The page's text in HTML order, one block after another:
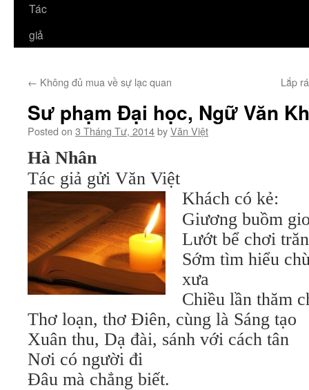
Tác
giả
← Không đủ mua về sự lạc quan Lắp
Sư phạm Đại học, Ngữ Văn
Posted on 3 Tháng Tư, 2014byVăn Việt
Hà Nhân
Tác giả gửi Văn Việt
Khách có kẻ:
Giương buồm
Lướt bể chơi
Sớm tìm hiểu
xưa
Chiều lần thăm
Thơ loạn, thơ Điên, cùng là Sáng tạo
Xuân thu, Dạ đài, sánh với cách tân
Nơi có người đi
Đâu mà chẳng biết.